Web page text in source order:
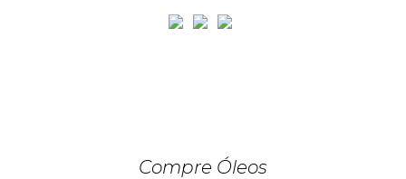
Compre Óleos